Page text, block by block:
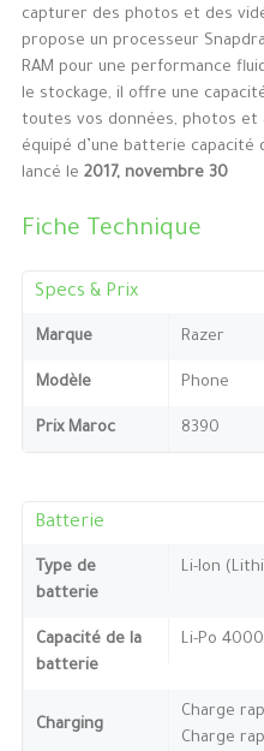
capturer des photos et des
propose un processeur
RAM pour une performance
le stockage, il offre une
toutes vos données, photos et
équipé d’une batterie capacité
lancé le 2017, novembre 30
Fiche Technique
Specs & Prix
Marque Razer
Modèle Phone
Prix Maroc 8390
Batterie
Type de
batterie
Li-Ion
Capacité de la
batterie
Li-Po
Charging
Charge
Charge